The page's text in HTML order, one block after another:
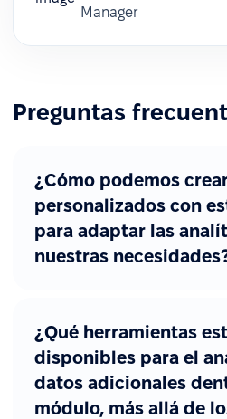
Manager
Preguntas
¿Cómo podemos
personalizados con
para adaptar las
nuestras
¿Qué herramientas
disponibles para el
datos adicionales
módulo, más allá de